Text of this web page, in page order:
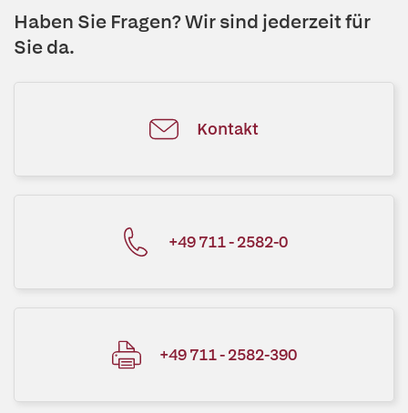
Haben Sie Fragen? Wir sind jederzeit für
Sie da.
Kontakt
+49 711 - 2582-0
+49 711 - 2582-390